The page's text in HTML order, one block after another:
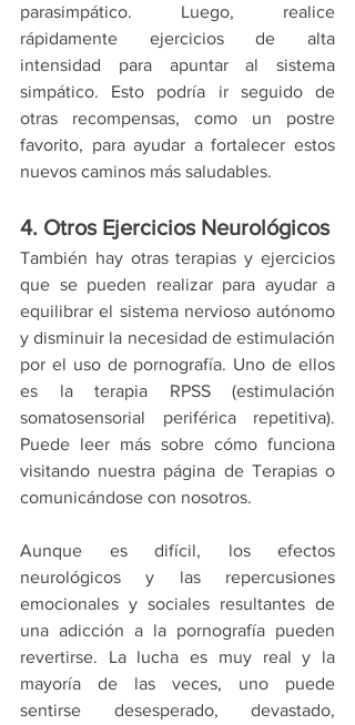
parasimpático. Luego, realice
rápidamente ejercicios de alta
intensidad para apuntar al sistema
simpático. Esto podría ir seguido de
otras recompensas, como un postre
favorito, para ayudar a fortalecer estos
nuevos caminos más saludables.
4. Otros Ejercicios Neurológicos
También hay otras terapias y ejercicios
que se pueden realizar para ayudar a
equilibrar el sistema nervioso autónomo
y disminuir la necesidad de estimulación
por el uso de pornografía. Uno de ellos
es la terapia RPSS (estimulación
somatosensorial periférica repetitiva).
Puede leer más sobre cómo funciona
visitando nuestra página de Terapias o
comunicándose con nosotros.
Aunque es difícil, los efectos
neurológicos y las repercusiones
emocionales y sociales resultantes de
una adicción a la pornografía pueden
revertirse. La lucha es muy real y la
mayoría de las veces, uno puede
sentirse desesperado, devastado,